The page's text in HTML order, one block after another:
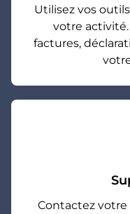
Utilisez vos
votre
factures,
Contactez votre